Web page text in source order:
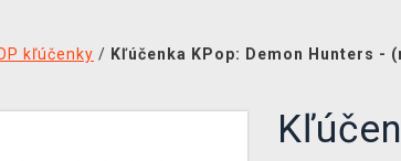
kľúčenky / Kľúčenka KPop: Demon Hunters -